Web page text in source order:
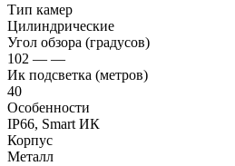
Тип камер
Цилиндрические
Угол обзора (градусов)
102 — —
Ик подсветка (метров)
40
Особенности
IP66, Smart ИК
Корпус
Металл